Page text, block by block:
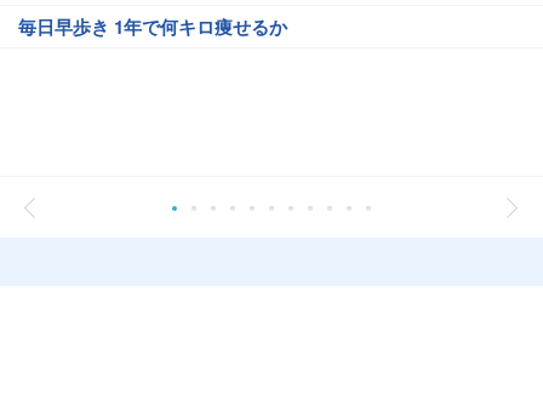
毎日早歩き 1年で何キロ痩せるか